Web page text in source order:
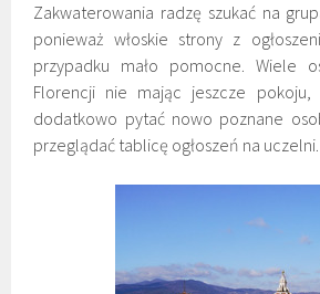
Zakwaterowania radzę szukać na
ponieważ włoskie strony z
przypadku mało pomocne. Wiele
Florencji nie mając jeszcze pokoju,
dodatkowo pytać nowo poznane
przeglądać tablicę ogłoszeń na uczelni.